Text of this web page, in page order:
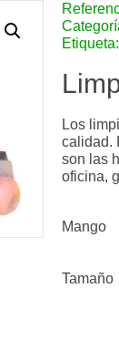
Etiqueta:
Los
calidad.
son las
oficina,
Mango
Tamaño